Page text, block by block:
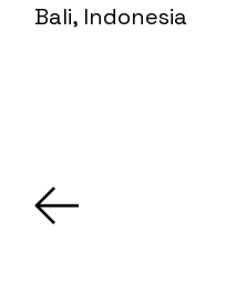
Bali, Indonesia